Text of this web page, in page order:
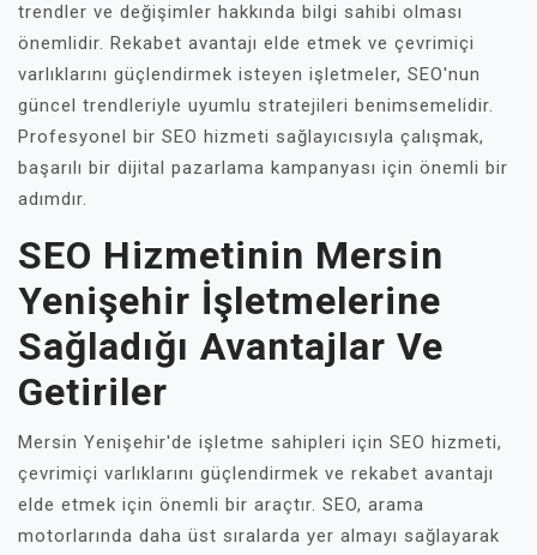
trendler ve değişimler hakkında bilgi sahibi olması
önemlidir. Rekabet avantajı elde etmek ve çevrimiçi
varlıklarını güçlendirmek isteyen işletmeler, SEO'nun
güncel trendleriyle uyumlu stratejileri benimsemelidir.
Profesyonel bir SEO hizmeti sağlayıcısıyla çalışmak,
başarılı bir dijital pazarlama kampanyası için önemli bir
adımdır.
SEO Hizmetinin Mersin
Yenişehir İşletmelerine
Sağladığı Avantajlar Ve
Getiriler
Mersin Yenişehir'de işletme sahipleri için SEO hizmeti,
çevrimiçi varlıklarını güçlendirmek ve rekabet avantajı
elde etmek için önemli bir araçtır. SEO, arama
motorlarında daha üst sıralarda yer almayı sağlayarak